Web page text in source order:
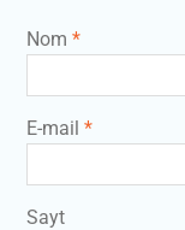
Nom *
E-mail *
Sayt